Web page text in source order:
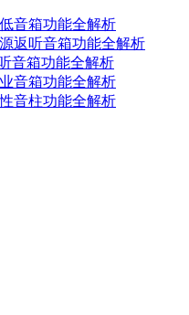
音箱功能全解析
返听音箱功能全解析
音箱功能全解析
音箱功能全解析
音柱功能全解析